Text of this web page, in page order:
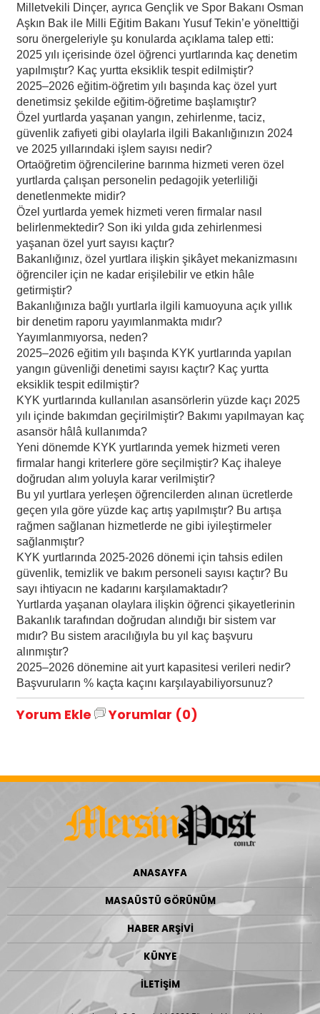
Milletvekili Dinçer, ayrıca Gençlik ve Spor Bakanı Osman
Aşkın Bak ile Milli Eğitim Bakanı Yusuf Tekin’e yönelttiği
soru önergeleriyle şu konularda açıklama talep etti:
2025 yılı içerisinde özel öğrenci yurtlarında kaç denetim
yapılmıştır? Kaç yurtta eksiklik tespit edilmiştir?
2025–2026 eğitim-öğretim yılı başında kaç özel yurt
denetimsiz şekilde eğitim-öğretime başlamıştır?
Özel yurtlarda yaşanan yangın, zehirlenme, taciz,
güvenlik zafiyeti gibi olaylarla ilgili Bakanlığınızın 2024
ve 2025 yıllarındaki işlem sayısı nedir?
Ortaöğretim öğrencilerine barınma hizmeti veren özel
yurtlarda çalışan personelin pedagojik yeterliliği
denetlenmekte midir?
Özel yurtlarda yemek hizmeti veren firmalar nasıl
belirlenmektedir? Son iki yılda gıda zehirlenmesi
yaşanan özel yurt sayısı kaçtır?
Bakanlığınız, özel yurtlara ilişkin şikâyet mekanizmasını
öğrenciler için ne kadar erişilebilir ve etkin hâle
getirmiştir?
Bakanlığınıza bağlı yurtlarla ilgili kamuoyuna açık yıllık
bir denetim raporu yayımlanmakta mıdır?
Yayımlanmıyorsa, neden?
2025–2026 eğitim yılı başında KYK yurtlarında yapılan
yangın güvenliği denetimi sayısı kaçtır? Kaç yurtta
eksiklik tespit edilmiştir?
KYK yurtlarında kullanılan asansörlerin yüzde kaçı 2025
yılı içinde bakımdan geçirilmiştir? Bakımı yapılmayan kaç
asansör hâlâ kullanımda?
Yeni dönemde KYK yurtlarında yemek hizmeti veren
firmalar hangi kriterlere göre seçilmiştir? Kaç ihaleye
doğrudan alım yoluyla karar verilmiştir?
Bu yıl yurtlara yerleşen öğrencilerden alınan ücretlerde
geçen yıla göre yüzde kaç artış yapılmıştır? Bu artışa
rağmen sağlanan hizmetlerde ne gibi iyileştirmeler
sağlanmıştır?
KYK yurtlarında 2025-2026 dönemi için tahsis edilen
güvenlik, temizlik ve bakım personeli sayısı kaçtır? Bu
sayı ihtiyacın ne kadarını karşılamaktadır?
Yurtlarda yaşanan olaylara ilişkin öğrenci şikayetlerinin
Bakanlık tarafından doğrudan alındığı bir sistem var
mıdır? Bu sistem aracılığıyla bu yıl kaç başvuru
alınmıştır?
2025–2026 dönemine ait yurt kapasitesi verileri nedir?
Başvuruların % kaçta kaçını karşılayabiliyorsunuz?
Yorum Ekle Yorumlar (0)
ANASAYFA
MASAÜSTÜ GÖRÜNÜM
HABER ARŞİVİ
KÜNYE
İLETİŞİM